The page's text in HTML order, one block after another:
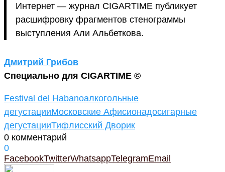
Интернет — журнал CIGARTIME публикует
расшифровку фрагментов стенограммы
выступления Али Альбеткова.
Дмитрий Грибов
Специально для CIGARTIME ©
Festival del Habanoалкогольные
дегустацииМосковские Афисионадосигарные
дегустацииТифлисский Дворик
0 комментарий
0
FacebookTwitterWhatsappTelegramEmail